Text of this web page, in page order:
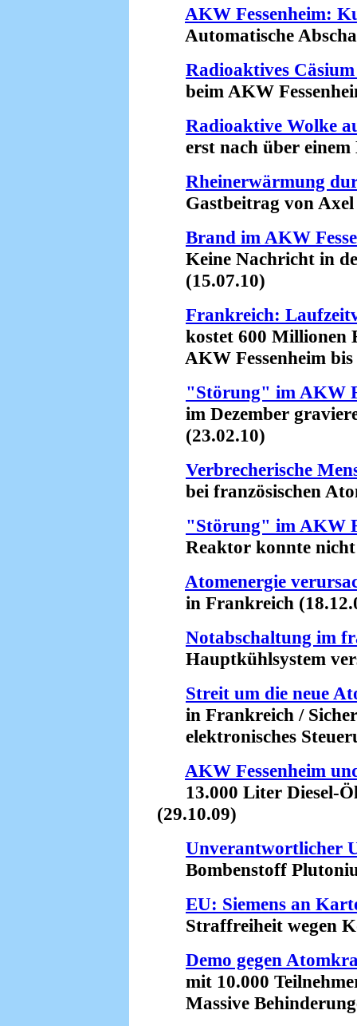
AKW Fessenheim:
Automatische
Radioaktives
beim AKW
Radioaktive Wolke
erst nach über einem
Rheinerwärmung
Gastbeitrag von Axel
Brand im AKW
Keine Nachricht in
(15.07.10)
Frankreich:
kostet 600 Millionen
AKW Fessenheim bis
"Störung" im AKW
im Dezember
(23.02.10)
Verbrecherische
bei französischen
"Störung" im AKW
Reaktor konnte nicht
Atomenergie
in Frankreich
Notabschaltung im
Hauptkühlsystem
Streit um die neue
in Frankreich /
elektronisches
AKW Fessenheim
13.000 Liter Diesel-Öl
(29.10.09)
Unverantwortlicher
Bombenstoff
EU: Siemens an
Straffreiheit wegen
Demo gegen
mit 10.000
Massive